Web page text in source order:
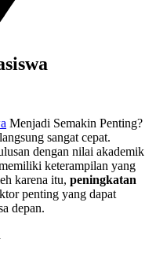
Menjadi Semakin Penting?
sangat cepat.
dengan nilai akademik
keterampilan yang
karena itu, peningkatan
penting yang dapat
depan.